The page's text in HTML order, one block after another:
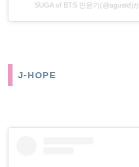
SUGA of BTS 민윤기(@agustd)
J-HOPE